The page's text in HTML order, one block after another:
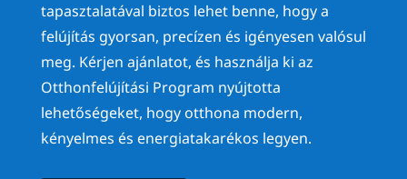
tapasztalatával biztos lehet benne, hogy a
felújítás gyorsan, precízen és igényesen valósul
meg. Kérjen ajánlatot, és használja ki az
Otthonfelújítási Program nyújtotta
lehetőségeket, hogy otthona modern,
kényelmes és energiatakarékos legyen.